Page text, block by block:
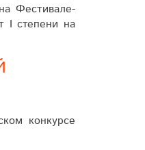
Фестивале-
I степени на
конкурсе